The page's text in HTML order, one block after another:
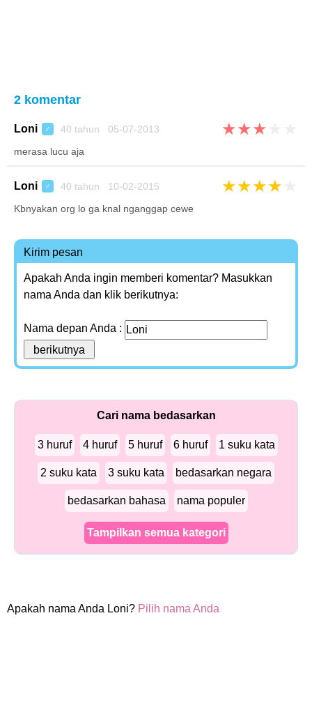
2 komentar
Loni ♂ 40 tahun 05-07-2013 ★★★
merasa lucu aja
Loni ♂ 40 tahun 10-02-2015 ★★★★
Kbnyakan org lo ga knal nganggap cewe
Kirim pesan
Apakah Anda ingin memberi komentar? Masukkan
nama Anda dan klik berikutnya:
Nama depan Anda :
Cari nama bedasarkan
3 huruf 4 huruf 5 huruf 6 huruf 1 suku kata
2 suku kata 3 suku kata bedasarkan negara
bedasarkan bahasa nama populer
Tampilkan semua kategori
Apakah nama Anda Loni? Pilih nama Anda